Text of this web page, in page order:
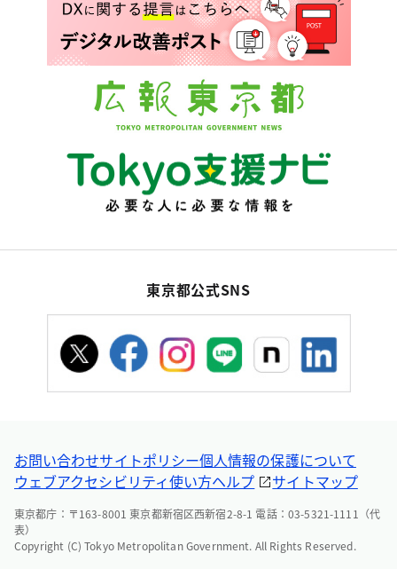
東京都公式SNS
お問い合わせサイトポリシー個人情報の保護について
ウェブアクセシビリティ使い方ヘルプ サイトマップ
東京都庁：〒163-8001 東京都新宿区西新宿2-8-1 電話：03-5321-1111（代
表）
Copyright (C) Tokyo Metropolitan Government. All Rights Reserved.